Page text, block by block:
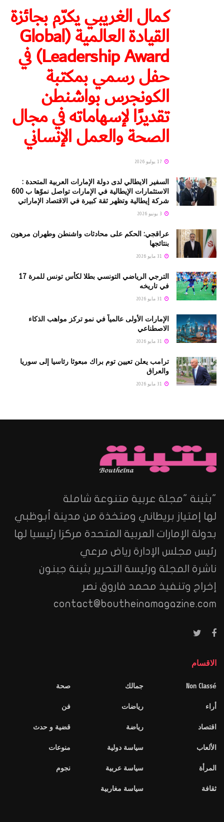
كمال الغريبي يكرّم بجائزة
القيادة العالمية (Global
Leadership Award) في
حفل رسمي بمكتبة
الكونجرس بواشنطن
تقديرًا لإسهاماته في مجال
الصحة والعمل الإنساني
السفير الايطالي لدى دولة الإمارات العربية المتحدة :
الاستثمارات الإيطالية في الإمارات تواصل نموّها ب 600
شركة إيطالية وتظهر ثقة كبيرة في الاقتصاد الإماراتي
عراقجي: الحكم على محادثات واشنطن وطهران مرهون
بنتائجها
الترجي الرياضي التونسي بطلا لكأس تونس للمرة 17
في تاريخه
الإمارات الأولى عالمياً في نمو تركز مواهب الذكاء
الاصطناعي
ترامب يعلن تعيين توم براك مبعوثا رئاسيا إلى سوريا
والعراق
"بثينة "مجلة عربية متنوعة شاملة
لها إمتياز بريطاني ومتخذة من مدينة أبوظبي
بدولة الإمارات العربية المتحدة مركزا رئيسيا لها
رئيس مجلس الإدارة رياض مرعي
ناشرة المجلة ورئيسة التحرير بثينة جبنون
إخراج وتنفيذ محمد فاروق نصر
contact@boutheinamagazine.com
الاقسام
Non Classé
أراء
اقتصاد
الألعاب
المرأة
ثقافة
جمالك
رياضات
رياضة
سياسة دولية
سياسة عربية
سياسة مغاربية
صحة
فن
قضية و حدث
منوعات
نجوم